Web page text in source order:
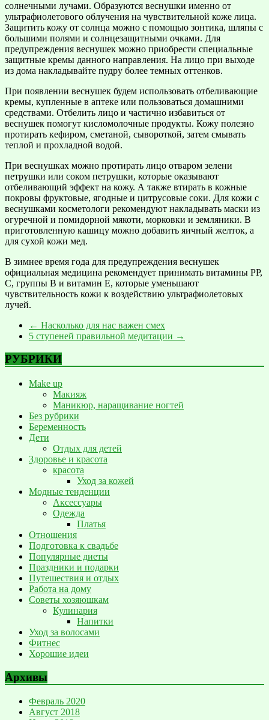
солнечными лучами. Образуются веснушки именно от
ультрафиолетового облучения на чувствительной коже лица.
Защитить кожу от солнца можно с помощью зонтика, шляпы с
большими полями и солнцезащитными очками. Для
предупреждения веснушек можно приобрести специальные
защитные кремы данного направления. На лицо при выходе
из дома накладывайте пудру более темных оттенков.
При появлении веснушек будем использовать отбеливающие
кремы, купленные в аптеке или пользоваться домашними
средствами. Отбелить лицо и частично избавиться от
веснушек помогут кисломолочные продукты. Кожу полезно
протирать кефиром, сметаной, сывороткой, затем смывать
теплой и прохладной водой.
При веснушках можно протирать лицо отваром зелени
петрушки или соком петрушки, которые оказывают
отбеливающий эффект на кожу. А также втирать в кожные
покровы фруктовые, ягодные и цитрусовые соки. Для кожи с
веснушками косметологи рекомендуют накладывать маски из
огуречной и помидорной мякоти, морковки и земляники. В
приготовленную кашицу можно добавить яичный желток, а
для сухой кожи мед.
В зимнее время года для предупреждения веснушек
официальная медицина рекомендует принимать витамины РР,
С, группы В и витамин Е, которые уменьшают
чувствительность кожи к воздействию ультрафиолетовых
лучей.
← Насколько для нас важен смех
5 ступеней правильной медитации →
РУБРИКИ
Make up
Макияж
Маникюр, наращивание ногтей
Без рубрики
Беременность
Дети
Отдых для детей
Здоровье и красота
красота
Уход за кожей
Модные тенденции
Аксессуары
Одежда
Платья
Отношения
Подготовка к свадьбе
Популярные диеты
Праздники и подарки
Путешествия и отдых
Работа на дому
Советы хозяюшкам
Кулинария
Напитки
Уход за волосами
Фитнес
Хорошие идеи
Архивы
Февраль 2020
Август 2018